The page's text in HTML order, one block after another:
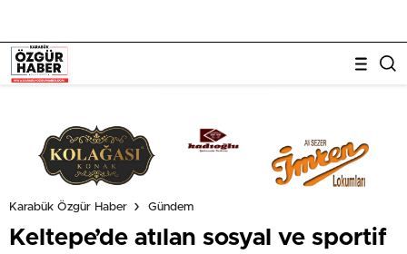
Karabük Özgür Haber Gündem
Keltepe’de atılan sosyal ve sportif